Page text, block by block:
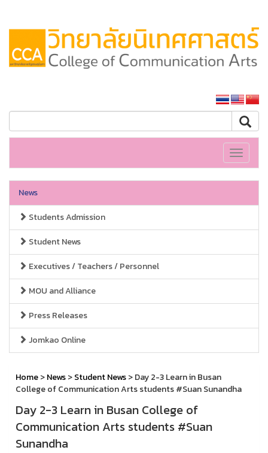
Toggle
News
Students Admission
Student News
Executives / Teachers / Personnel
MOU and Alliance
Press Releases
Jomkao Online
Home>News>Student News> Day 2-3 Learn in Busan
College of Communication Arts students #Suan Sunandha
Day 2-3 Learn in Busan College of
Communication Arts students #Suan
Sunandha